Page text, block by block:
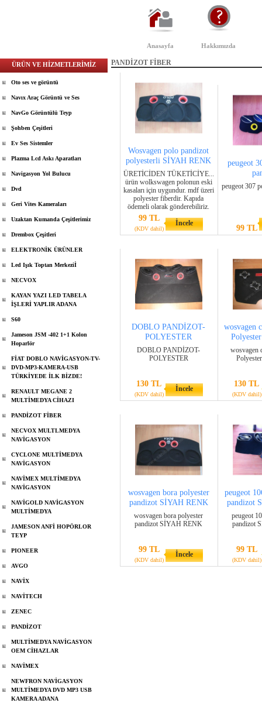
Anasayfa Hakkımızda
ÜRÜN VE HİZMETLERİMİZ
Oto ses ve görüntü
Navıx Araç Görüntü ve Ses
NavGo Görüntülü Teyp
Şohben Çeşitleri
Ev Ses Sistemler
Plazma Lcd Askı Aparatları
Navigasyon Yol Bulucu
Dvd
Geri Vites Kameraları
Uzaktan Kumanda Çeşitlerimiz
Drembox Çeşitleri
ELEKTRONİK ÜRÜNLER
Led Işık Toptan Merkeziİ
NECVOX
KAYAN YAZI LED TABELA
İŞLERİ YAPLIR ADANA
S60
Jameson JSM -402 1+1 Kolon
Hoparlör
FİAT DOBLO NAVİGASYON-TV-
DVD-MP3-KAMERA-USB
TÜRKİYEDE İLK BİZDE!
RENAULT MEGANE 2
MULTİMEDYA CİHAZI
PANDİZOT FİBER
NECVOX MULTLMEDYA
NAVİGASYON
CYCLONE MULTİMEDYA
NAVİGASYON
NAVİMEX MULTİMEDYA
NAVİGASYON
NAVİGOLD NAVİGASYON
MULTİMEDYA
JAMESON ANFİ HOPÖRLOR
TEYP
PIONEER
AVGO
NAVİX
NAVİTECH
ZENEC
PANDİZOT
MULTİMEDYA NAVİGASYON
OEM CİHAZLAR
NAVİMEX
NEWFRON NAVİGASYON
MULTİMEDYA DVD MP3 USB
KAMERA ADANA
PANDİZOT FİBER
Wosvagen polo pandizot
polyesterli SİYAH RENK
ÜRETİCİDEN TÜKETİCİYE...
ürün wolkswagen polonun eski
kasaları için uygundur. mdf üzeri
polyester fiberdir. Kapıda
ödemeli olarak gönderebiliriz.
99 TL
(KDV dahil)
İncele
peugeot
peugeot 307
99 TL
DOBLO PANDİZOT-
POLYESTER
DOBLO PANDİZOT-
POLYESTER
130 TL
(KDV dahil)
İncele
wosvagen
wosvagen
130 TL
(KDV dahil)
wosvagen bora polyester
pandizot SİYAH RENK
wosvagen bora polyester
pandizot SİYAH RENK
99 TL
(KDV dahil)
İncele
peugeot
pandizot
peugeot
pandizot
99 TL
(KDV dahil)